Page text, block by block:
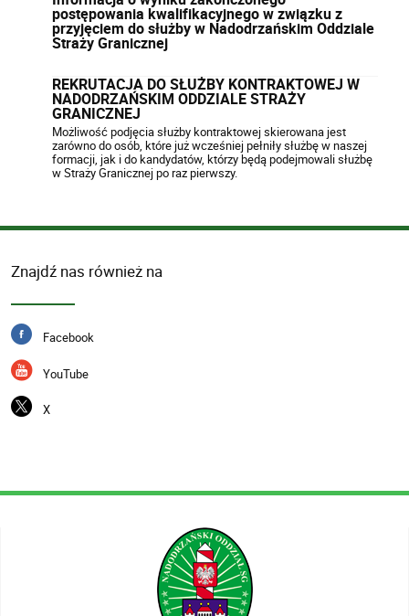
postępowania kwalifikacyjnego w związku z
przyjęciem do służby w Nadodrzańskim Oddziale
Straży Granicznej
REKRUTACJA DO SŁUŻBY KONTRAKTOWEJ W
NADODRZAŃSKIM ODDZIALE STRAŻY
GRANICZNEJ
Możliwość podjęcia służby kontraktowej skierowana jest
zarówno do osób, które już wcześniej pełniły służbę w naszej
formacji, jak i do kandydatów, którzy będą podejmowali służbę
w Straży Granicznej po raz pierwszy.
Znajdź nas również na
Facebook
YouTube
X